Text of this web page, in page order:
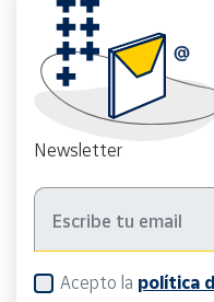
Newsletter
Acepto la política